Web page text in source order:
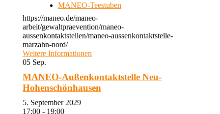
MANEO-Teestuben
https://maneo.de/maneo-
arbeit/gewaltpraevention/maneo-
aussenkontaktstellen/maneo-aussenkontaktstelle-
marzahn-nord/
Weitere Informationen
05 Sep.
MANEO-Außenkontaktstelle Neu-
Hohenschönhausen
5. September 2029
17:00 - 19:00